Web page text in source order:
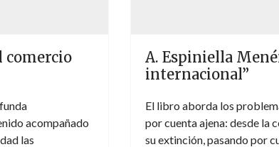
de Ley de Memoria
interna. Si bien la discusión
contexto, es, no obstante,
democracia de calidad y
violaciones graves de
comercio
acompañado
las
A. Espiniella
internacional”
El libro aborda los
por cuenta ajena: desde la
su extinción, pasando por